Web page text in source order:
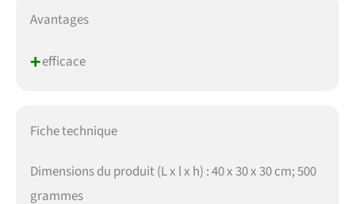
Avantages
+efficace
Fiche technique
Dimensions du produit (L x l x h) : 40 x 30 x 30 cm; 500
grammes